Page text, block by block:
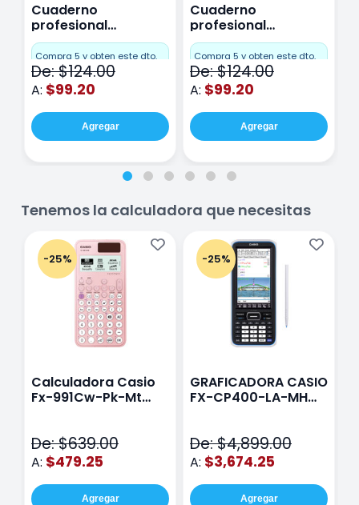
Cuaderno
profesional
Miquelrius Emotions
Cuadro Chico 80
hojas Rosa
Compra 5 y obten este dto.
De: $124.00
A: $99.20
Agregar
Cuaderno
profesional
Miquelrius Emotions
raya 80 hojas
Purpura
Compra 5 y obten este dto.
De: $124.00
A: $99.20
Agregar
Tenemos la calculadora que necesitas
-25%
Calculadora Casio
Fx-991Cw-Pk-Mt
De: $639.00
A: $479.25
Agregar
-25%
GRAFICADORA CASIO
FX-CP400-LA-MH
De: $4,899.00
A: $3,674.25
Agregar